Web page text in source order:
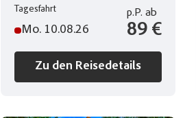
Tagesfahrt
Mo. 10.08.26
p.P. ab
89 €
Zu den Reisedetails